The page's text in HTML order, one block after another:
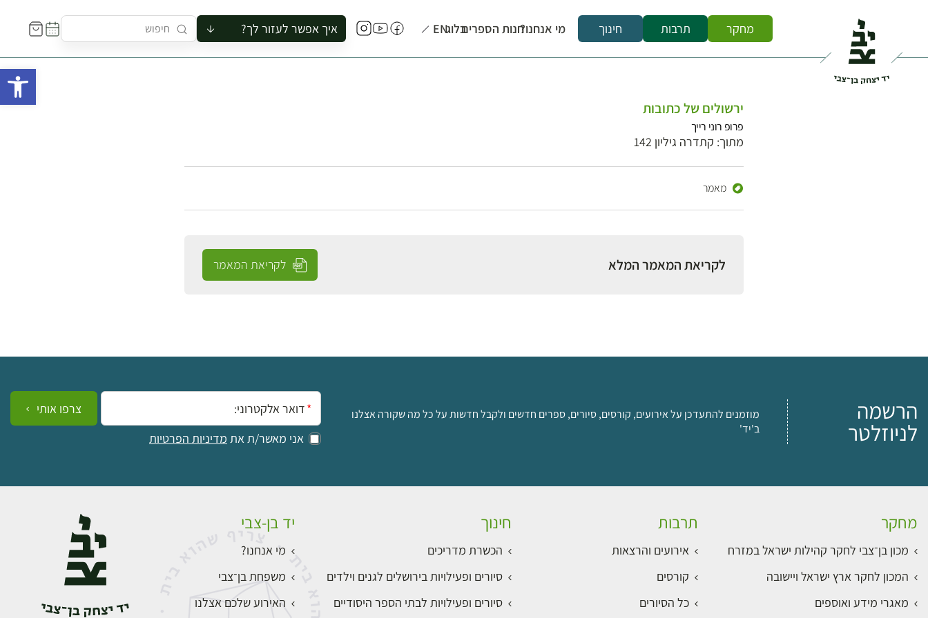
מחקר תרבות חינוך מי אנחנו?חנות הספריםבלוגEN איך אפשר לעזור לך?
להזמין סיור לקבוצה
ירשולים של כתובות
פרופ רוני רייך
מתוך: קתדרה גיליון 142
מאמר
לקריאת המאמר המלא לקריאת המאמר
הרשמה
לניוזלטר
מוזמנים להתעדכן על אירועים, קורסים, סיורים, ספרים חדשים ולקבל חדשות על כל מה שקורה אצלנו
ב'יד'
אימייל:
אני מאשר/ת את מדיניות הפרטיות
צרפו אותי
מחקר
מכון בן־צבי לחקר קהילות ישראל במזרח
המכון לחקר ארץ ישראל ויישובה
מאגרי מידע ואוספים
תרבות
אירועים והרצאות
קורסים
כל הסיורים
חינוך
הכשרת מדריכים
סיורים ופעילויות בירושלים לגנים וילדים
סיורים ופעילויות לבתי הספר היסודיים
יד בן-צבי
מי אנחנו?
משפחת בן־צבי
האירוע שלכם אצלנו